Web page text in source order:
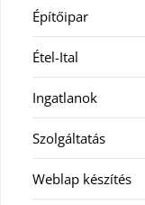
Építőipar
Étel-Ital
Ingatlanok
Szolgáltatás
Weblap készítés